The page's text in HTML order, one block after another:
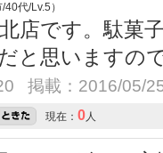
代/Lv.5）
店です。駄菓
と思いますの
掲載：2016/05/25
現在： 0人